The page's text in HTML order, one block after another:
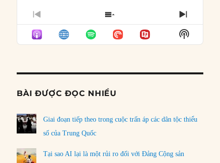
PREVIOUS
EPISODE
SHOW
EPISODES
LIST
NEXT
Show
Podcast
BÀI ĐƯỢC ĐỌC NHIỀU
Giai đoạn tiếp theo trong cuộc trấn áp các dân tộc thiểu
số của Trung Quốc
Tại sao AI lại là một rủi ro đối với Đảng Cộng sản